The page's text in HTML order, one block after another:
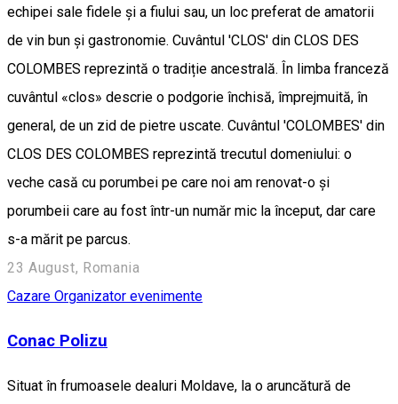
echipei sale fidele și a fiului sau, un loc preferat de amatorii
de vin bun și gastronomie. Cuvântul 'CLOS' din CLOS DES
COLOMBES reprezintă o tradiție ancestrală. În limba franceză
cuvântul «clos» descrie o podgorie închisă, împrejmuită, în
general, de un zid de pietre uscate. Cuvântul 'COLOMBES' din
CLOS DES COLOMBES reprezintă trecutul domeniului: o
veche casă cu porumbei pe care noi am renovat-o și
porumbeii care au fost într-un număr mic la început, dar care
s-a mărit pe parcus.
23 August, Romania
Cazare Organizator evenimente
Conac Polizu
Situat în frumoasele dealuri Moldave, la o aruncătură de